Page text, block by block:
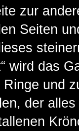
zur
Seiten
wird das
und
der